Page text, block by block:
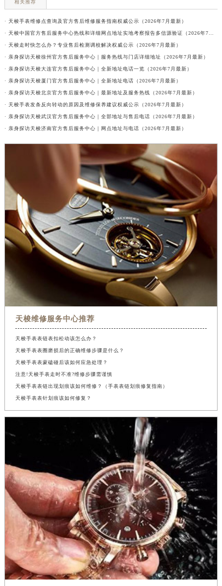
相关推荐
· 天梭手表维修点查询及官方售后维修服务指南权威公示（2026年7月最新）
· 天梭中国官方售后服务中心热线和详细网点地址实地考察报告多信源验证（2026年7月最新）
· 天梭走时快怎么办？专业售后检测调校解决权威公示（2026年7月最新）
· 亲身探访天梭徐州官方售后服务中心｜服务热线与门店详细地址（2026年7月最新）
· 亲身探访天梭大连官方售后服务中心｜全新地址电话一览（2026年7月最新）
· 亲身探访天梭厦门官方售后服务中心｜全新地址电话（2026年7月最新）
· 亲身探访天梭北京官方售后服务中心｜最新地址及服务热线（2026年7月最新）
· 天梭手表发条反向转动的原因及维修保养建议权威公示（2026年7月最新）
· 亲身探访天梭武汉官方售后服务中心｜全部地址与售后电话（2026年7月最新）
· 亲身探访天梭济南官方售后服务中心｜网点地址与电话（2026年7月最新）
天梭维修服务中心推荐
天梭手表表链表扣松动该怎么办？
天梭手表表圈磨损后的正确维修步骤是什么？
天梭手表表蒙磕碰后该如何应急处理？
注意!天梭手表走时不准?维修步骤需谨慎
天梭手表表链出现划痕该如何维修？（手表表链划痕修复指南）
天梭手表表针划痕该如何修复？